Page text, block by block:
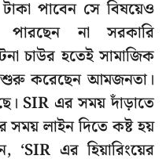
পাবেন সে বিষয়েও
না সরকারি
চাউর হতেই সামাজিক
শুরু করেছেন আমজনতা।
SIR এর সময় দাঁড়াতে
সময় লাইন দিতে কষ্ট হয়
এর হিয়ারিংয়ের